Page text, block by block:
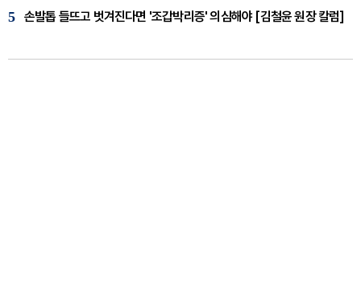
5 손발톱 들뜨고 벗겨진다면 '조갑박리증' 의심해야 [김철윤 원장 칼럼]